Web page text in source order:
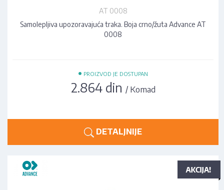
AT 0008
Samolepljiva upozoravajuća traka. Boja crno/žuta Advance AT
0008
• PROIZVOD JE DOSTUPAN
2.864 din / Komad
DETALJNIJE